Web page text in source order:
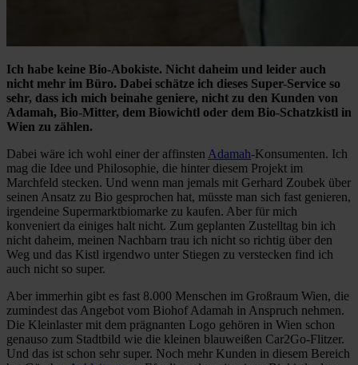
Ich habe keine Bio-Abokiste. Nicht daheim und leider auch
nicht mehr im Büro. Dabei schätze ich dieses Super-Service so
sehr, dass ich mich beinahe geniere, nicht zu den Kunden von
Adamah, Bio-Mitter, dem Biowichtl oder dem Bio-Schatzkistl in
Wien zu zählen.
Dabei wäre ich wohl einer der affinsten Adamah-Konsumenten. Ich
mag die Idee und Philosophie, die hinter diesem Projekt im
Marchfeld stecken. Und wenn man jemals mit Gerhard Zoubek über
seinen Ansatz zu Bio gesprochen hat, müsste man sich fast genieren,
irgendeine Supermarktbiomarke zu kaufen. Aber für mich
konveniert da einiges halt nicht. Zum geplanten Zustelltag bin ich
nicht daheim, meinen Nachbarn trau ich nicht so richtig über den
Weg und das Kistl irgendwo unter Stiegen zu verstecken find ich
auch nicht so super.
Aber immerhin gibt es fast 8.000 Menschen im Großraum Wien, die
zumindest das Angebot vom Biohof Adamah in Anspruch nehmen.
Die Kleinlaster mit dem prägnanten Logo gehören in Wien schon
genauso zum Stadtbild wie die kleinen blauweißen Car2Go-Flitzer.
Und das ist schon sehr super. Noch mehr Kunden in diesem Bereich